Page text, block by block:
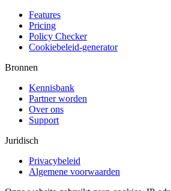
Features
Pricing
Policy Checker
Cookiebeleid-generator
Bronnen
Kennisbank
Partner worden
Over ons
Support
Juridisch
Privacybeleid
Algemene voorwaarden